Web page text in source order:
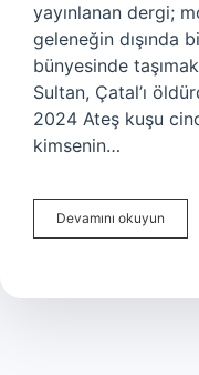
yayınlanan dergi;
geleneğin dışında
bünyesinde
Sultan, Çatal’ı
2024 Ateş kuşu
kimsenin…
Devamını okuyun
Kimin